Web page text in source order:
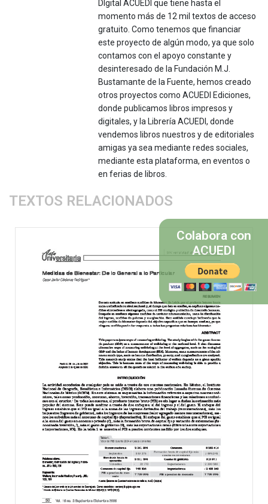
DIgital ACUEDI que tiene hasta el
momento más de 12 mil textos de acceso
gratuito. Como tenemos que financiar
este proyecto de algún modo, ya que solo
contamos con el apoyo constante y
desinteresado de la Fundación M.J.
Bustamante de la Fuente, hemos creado
otros proyectos como ACUEDI Ediciones,
donde publicamos libros impresos y
digitales, y la Librería ACUEDI, donde
vendemos libros nuestros y de editoriales
amigas ya sea mediante redes sociales,
mediante esta plataforma, en eventos o
en ferias de libros.
TEXTOS RELACIONADOS
Colabora con
ACUEDI